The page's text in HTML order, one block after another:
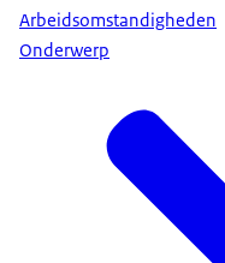
Arbeidsomstandigheden
Onderwerp